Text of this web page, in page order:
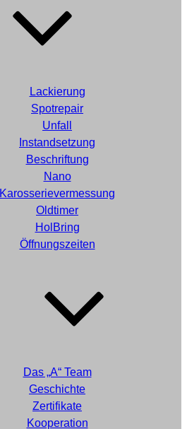
Lackierung
Spotrepair
Unfall
Instandsetzung
Beschriftung
Nano
Karosserievermessung
Oldtimer
HolBring
Öffnungszeiten
Das „A“ Team
Geschichte
Zertifikate
Kooperation